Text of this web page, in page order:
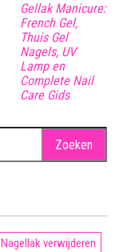
Gellak Manicure:
French Gel,
Thuis Gel
Nagels, UV
Lamp en
Complete Nail
Care Gids
Nagellak verwijderen